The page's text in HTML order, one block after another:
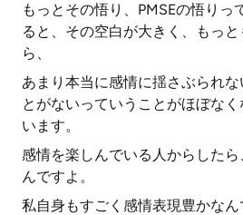
もっとその悟り、PMSEの悟りっ
ると、その空白が大きく、もっ
ら、
あまり本当に感情に揺さぶられ
とがないっていうことがほぼな
います。
感情を楽しんでいる人からしたら
んですよ。
私自身もすごく感情表現豊かな